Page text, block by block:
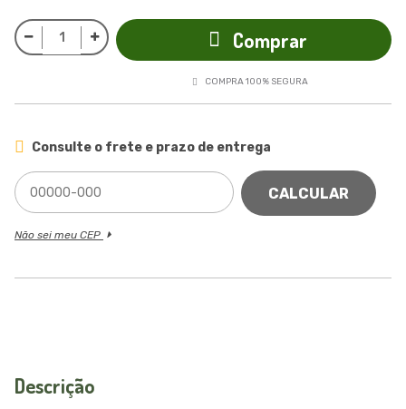
Comprar
COMPRA 100% SEGURA
Consulte o frete e prazo de entrega
CALCULAR
Não sei meu CEP
Descrição